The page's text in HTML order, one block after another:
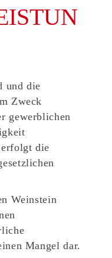
und die
Zweck
gewerblichen
erfolgt die
Weinstein
Mangel dar.